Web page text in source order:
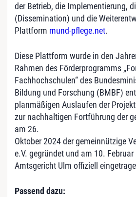
der Betrieb, die Implementierung,
(Dissemination) und die
Plattform mund-pflege.net.
Diese Plattform wurde in den
Rahmen des Förderprogramms
Fachhochschulen“ des
Bildung und Forschung (BMBF)
planmäßigen Auslaufen der
zur nachhaltigen Fortführung der
am 26.
Oktober 2024 der gemeinnützige
e.V. gegründet und am 10.
Amtsgericht Ulm offiziell
Passend dazu: